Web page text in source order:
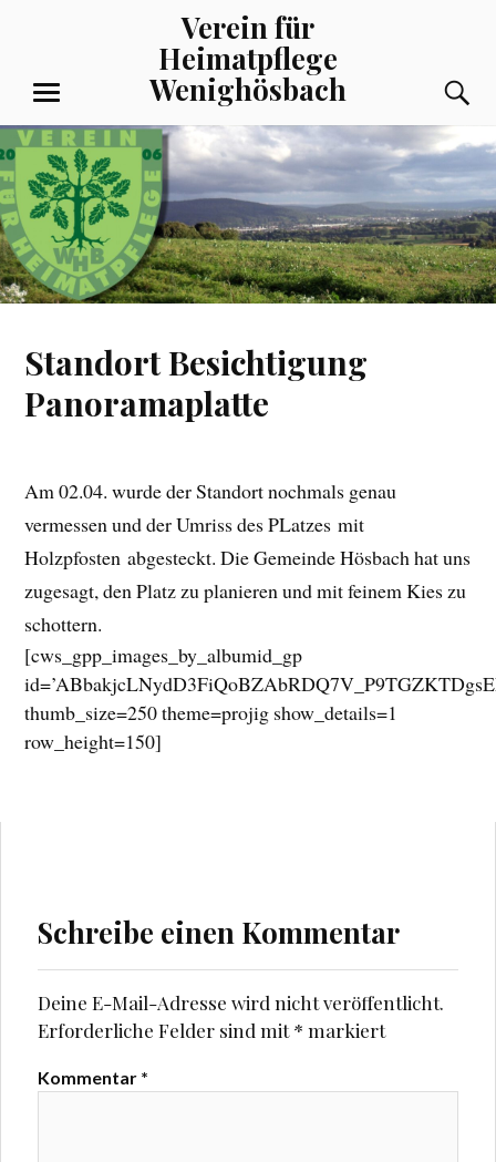
Verein für
Heimatpflege
Wenighösbach
MENÜ
Standort Besichtigung
Panoramaplatte
Am 02.04. wurde der Standort nochmals genau
vermessen und der Umriss des PLatzes mit
Holzpfosten abgesteckt. Die Gemeinde Hösbach hat uns
zugesagt, den Platz zu planieren und mit feinem Kies zu
schottern.
[cws_gpp_images_by_albumid_gp
thumb_size=250 theme=projig show_details=1
row_height=150]
Schreibe einen Kommentar
Deine E-Mail-Adresse wird nicht veröffentlicht.
Erforderliche Felder sind mit* markiert
Kommentar *